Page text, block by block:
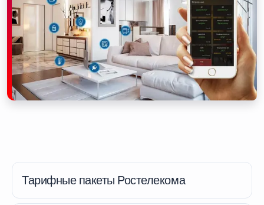
Тарифные пакеты Ростелекома